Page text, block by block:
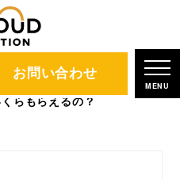
お問い合わせ
MENU
ログ
らもらえるの？